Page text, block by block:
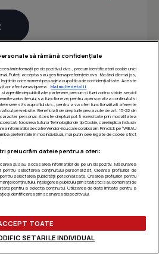
să rămână confidențiale
informații pe dispozitivul dvs., precum identificatorii cookie unici
Puteți accepta sau gestiona preferințele dvs. făcând clic mai jos,
în orice moment pe pagina cu politica de confidențialitate. Aceste
vor afecta navigarea.
Mai multe detalii
agentiile de publicitate partenere, precum si furnizorii nostri de servicii
website-ului sa functioneze, pentru a personaliza continutul si
si/sau profilul dvs., pentru a va oferi functionalitati aferente
pe website. Beneficiati de drepturile prevazute de art. 15-22 din
caracter personal. Aceste drepturi pot fi exercitate prin modalitatea
folosirea tuturor Tehnologiilor de tip Cookie, care implica inclusiv
de catre Vendor-ii cu care colaboram. Prin click pe “VREAU
preferintele in mod individual, mai putin cele legate de cookie strict
prelucrăm datele pentru a oferi:
și/sau accesarea informațiilor de pe un dispozitiv. Măsurarea
pentru selectarea conținutului personalizat. Crearea profilurilor de
selectarea publicității personalizate. Crearea profilurilor pentru
conținutului. Înțelegerea publicului prin statistici sau combinații de
pentru a selecta conținutul. Utilizarea de date limitate pentru a
și identificarea prin scanarea dispozitivului.
TOATE
SETARILE INDIVIDUAL